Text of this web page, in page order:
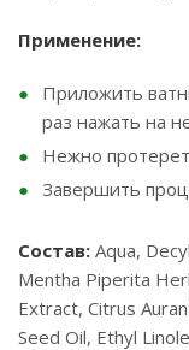
Применение:
Приложить
раз нажать на
Нежно
Завершить
Состав: Aqua,
Mentha Piperita
Extract, Сitrus
Seed Oil, Ethyl